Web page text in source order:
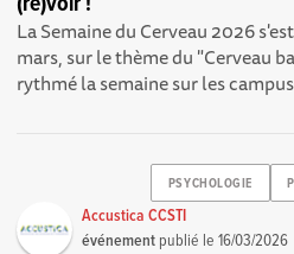
La Semaine du Cerveau 2026
mars, sur le thème du "Cerveau
rythmé la semaine sur les
PSYCHOLOGIE
Accustica CCSTI
événement publié le16/03/2026